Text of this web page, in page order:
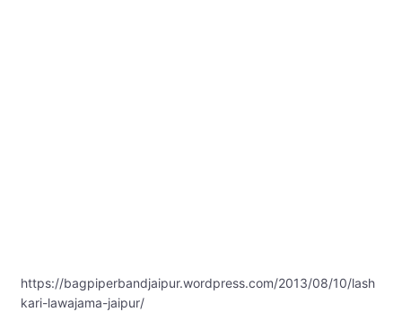
https://bagpiperbandjaipur.wordpress.com/2013/08/10/lash
kari-lawajama-jaipur/